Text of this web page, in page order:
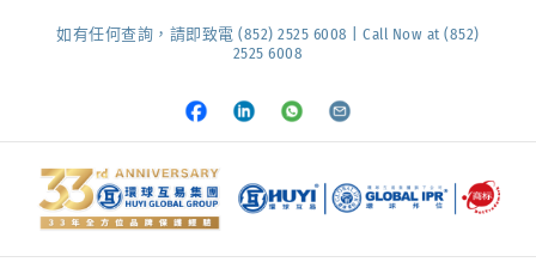
如有任何查詢，請即致電 (852) 2525 6008 | Call Now at (852)
2525 6008
Facebook
LinkedInWhatsapp
Email